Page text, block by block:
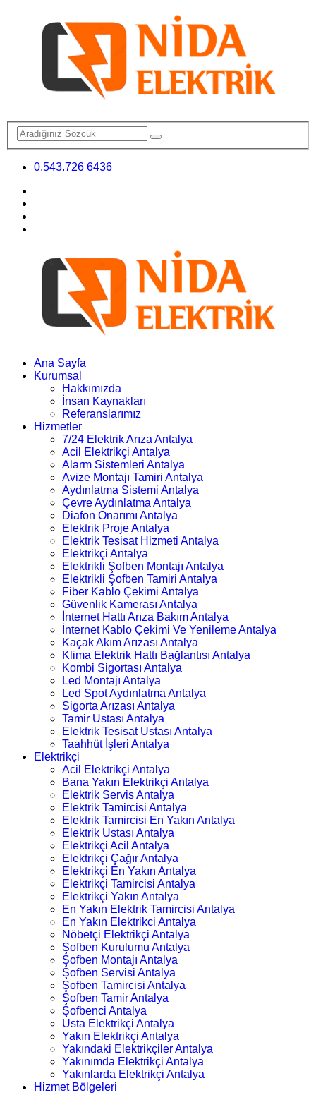
0.543.726 6436
Ana Sayfa
Kurumsal
Hakkımızda
İnsan Kaynakları
Referanslarımız
Hizmetler
7/24 Elektrik Arıza Antalya
Acil Elektrikçi Antalya
Alarm Sistemleri Antalya
Avize Montajı Tamiri Antalya
Aydınlatma Sistemi Antalya
Çevre Aydınlatma Antalya
Diafon Onarımı Antalya
Elektrik Proje Antalya
Elektrik Tesisat Hizmeti Antalya
Elektrikçi Antalya
Elektrikli Şofben Montajı Antalya
Elektrikli Şofben Tamiri Antalya
Fiber Kablo Çekimi Antalya
Güvenlik Kamerası Antalya
İnternet Hattı Arıza Bakım Antalya
İnternet Kablo Çekimi Ve Yenileme Antalya
Kaçak Akım Arızası Antalya
Klima Elektrik Hattı Bağlantısı Antalya
Kombi Sigortası Antalya
Led Montajı Antalya
Led Spot Aydınlatma Antalya
Sigorta Arızası Antalya
Tamir Ustası Antalya
Elektrik Tesisat Ustası Antalya
Taahhüt İşleri Antalya
Elektrikçi
Acil Elektrikçi Antalya
Bana Yakın Elektrikçi Antalya
Elektrik Servis Antalya
Elektrik Tamircisi Antalya
Elektrik Tamircisi En Yakın Antalya
Elektrik Ustası Antalya
Elektrikçi Acil Antalya
Elektrikçi Çağır Antalya
Elektrikçi En Yakın Antalya
Elektrikçi Tamircisi Antalya
Elektrikçi Yakın Antalya
En Yakın Elektrik Tamircisi Antalya
En Yakın Elektrikci Antalya
Nöbetçi Elektrikçi Antalya
Şofben Kurulumu Antalya
Şofben Montajı Antalya
Şofben Servisi Antalya
Şofben Tamircisi Antalya
Şofben Tamir Antalya
Şofbenci Antalya
Usta Elektrikçi Antalya
Yakın Elektrikçi Antalya
Yakındaki Elektrikçiler Antalya
Yakınımda Elektrikçi Antalya
Yakınlarda Elektrikçi Antalya
Hizmet Bölgeleri